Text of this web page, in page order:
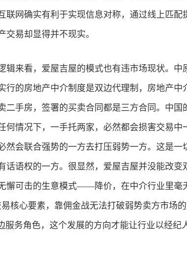
联网确实有利于实现信息对称，通过线上匹配
易却显得并不现实。
辑来看，爱屋吉屋的模式也有违市场现状。中
行的房地产中介制度是双边代理制，房地产中
二手房，签署的买卖合同都是三方合同。中国
何情况下，一手托两家，必然都会损害交易中
然会联合强势的一方去打压弱势一方。这是一
话语权的一方。很显然，爱屋吉屋并没能改变
懈可击的生意模式——降价，在中介行业里毫
核心要素，靠佣金战无法打破弱势卖方市场
服务角色，这个发展的方向才能让行业以经纪